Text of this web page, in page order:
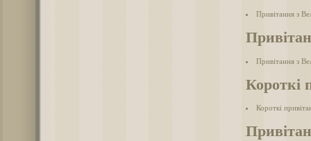
Привітання з
Привітання з
Короткі
Короткі